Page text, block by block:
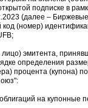
подписке в
(далее –
(номер)
эмитента,
определения
процента (купона)
на